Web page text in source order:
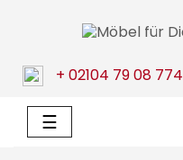
+ 02104 79 08 774
Umschalten
der
☰